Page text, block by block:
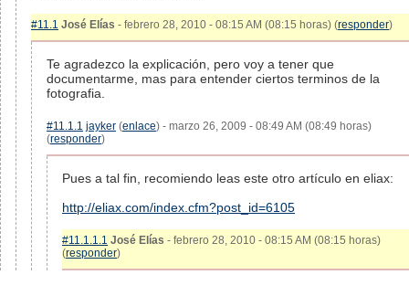
#11.1 José Elías - febrero 28, 2010 - 08:15 AM (08:15 horas) (responder)
Te agradezco la explicación, pero voy a tener que
documentarme, mas para entender ciertos terminos de la
fotografia.
#11.1.1 jayker (enlace) - marzo 26, 2009 - 08:49 AM (08:49 horas)
(responder)
Pues a tal fin, recomiendo leas este otro artículo en eliax:
http://eliax.com/index.cfm?post_id=6105
#11.1.1.1 José Elías - febrero 28, 2010 - 08:15 AM (08:15 horas)
(responder)